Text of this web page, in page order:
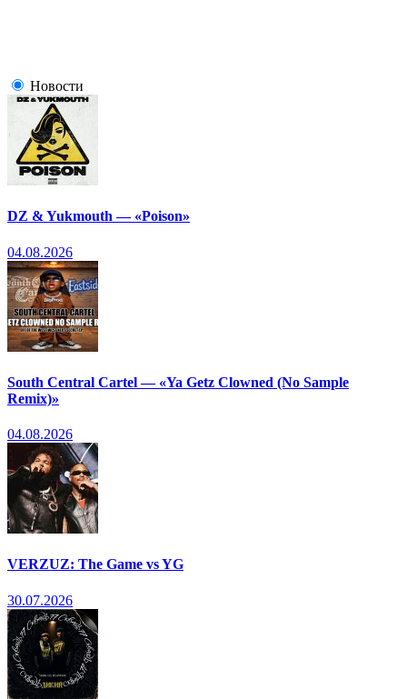
Новости
DZ & Yukmouth — «Poison»
04.08.2026
South Central Cartel — «Ya Getz Clowned (No Sample
Remix)»
04.08.2026
VERZUZ: The Game vs YG
30.07.2026